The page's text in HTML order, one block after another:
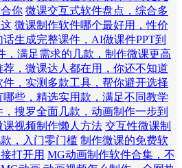
你 微课交互式软件盘点，综合多
微课制作软件哪个最好用，性价
话生成完整课件，AI做课件PPT到
，满足需求的几款，制作微课更高
，微课达人都在用，你还不知道
，实测多款工具，帮你避开选择
些，精选实用款，满足不同教学
搜罗全面几款，动画制作一步到
视频制作懒人方法 交互性微课制
，入门零门槛 制作微课的免费软
打开用 MG动画制作软件合集，不